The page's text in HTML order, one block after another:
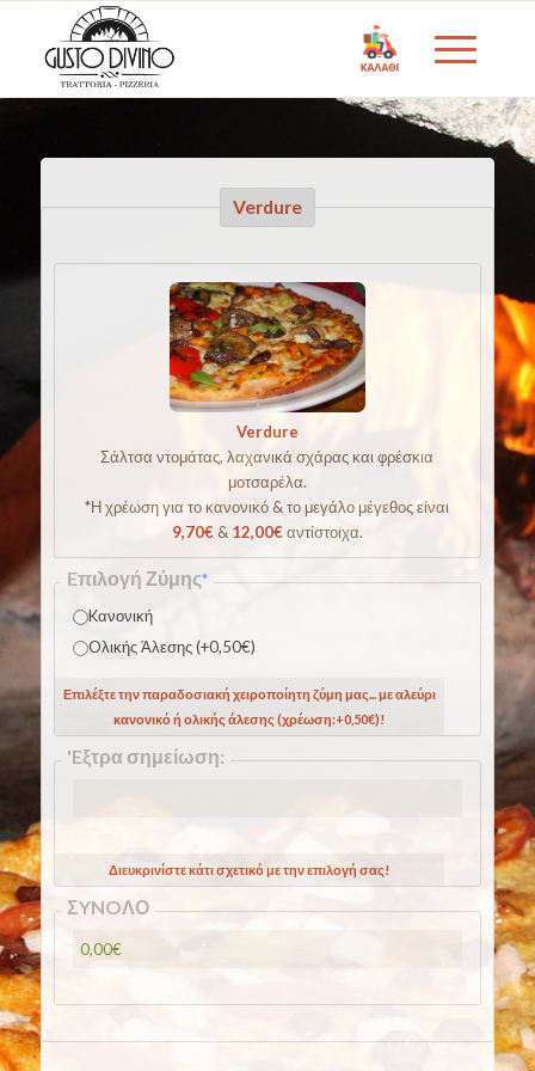
Verdure
Verdure
Σάλτσα ντομάτας, λαχανικά σχάρας και φρέσκια
μοτσαρέλα.
*Η χρέωση για το κανονικό & το μεγάλο μέγεθος είναι
9,70€& 12,00€αντίστοιχα.
Eπιλογή Ζύμης*
Kανονική
Oλικής Άλεσης (+0,50€)
Επιλέξτε την παραδοσιακή χειροποίητη ζύμη μας... με αλεύρι
κανονικό ή ολικής άλεσης (χρέωση:+0,50€)!
'Eξτρα σημείωση:
Διευκρινίστε κάτι σχετικό με την επιλογή σας!
ΣYNOΛΟ